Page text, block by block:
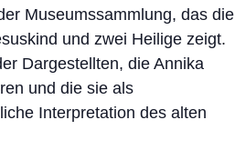
Museumssammlung, das die
und zwei Heilige zeigt.
Dargestellten, die Annika
und die sie als
Interpretation des alten